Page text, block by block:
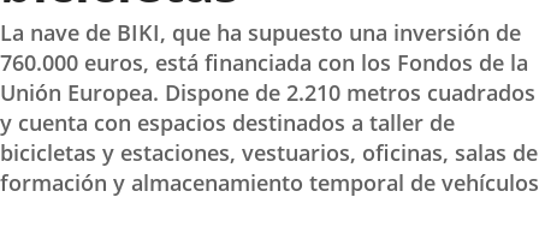
La nave de BIKI, que ha supuesto una inversión de
760.000 euros, está financiada con los Fondos de la
Unión Europea. Dispone de 2.210 metros cuadrados
y cuenta con espacios destinados a taller de
bicicletas y estaciones, vestuarios, oficinas, salas de
formación y almacenamiento temporal de vehículos